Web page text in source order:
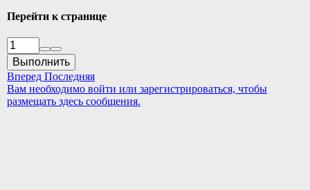
Перейти к странице
Выполнить
Вперед Последняя
Вам необходимо войти или зарегистрироваться, чтобы
размещать здесь сообщения.